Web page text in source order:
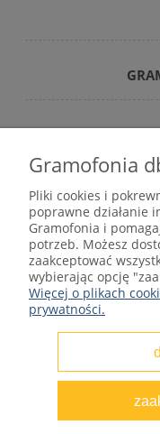
Copyright ©
pokaż
Sklep
Gramofonia
Pliki cookies i
poprawne działanie
Gramofonia i
potrzeb. Możesz
zaakceptować
wybierając opcję
Więcej o plikach
prywatności.